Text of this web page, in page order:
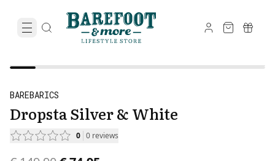
BAREBARICS
Dropsta Silver & White
0 0 reviews